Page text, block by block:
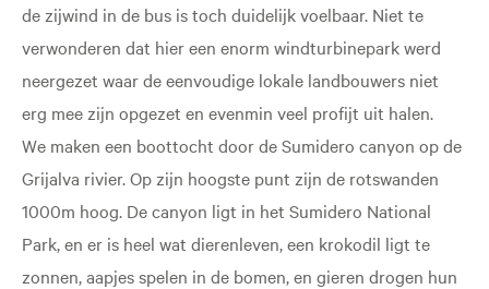
de zijwind in de bus is toch duidelijk voelbaar. Niet te
verwonderen dat hier een enorm windturbinepark werd
neergezet waar de eenvoudige lokale landbouwers niet
erg mee zijn opgezet en evenmin veel profijt uit halen.
We maken een boottocht door de Sumidero canyon op de
Grijalva rivier. Op zijn hoogste punt zijn de rotswanden
1000m hoog. De canyon ligt in het Sumidero National
Park, en er is heel wat dierenleven, een krokodil ligt te
zonnen, aapjes spelen in de bomen, en gieren drogen hun